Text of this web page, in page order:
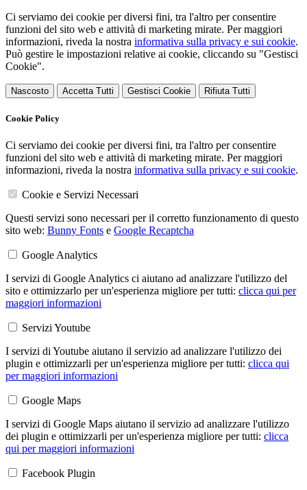
Ci serviamo dei cookie per diversi fini, tra l'altro per consentire
funzioni del sito web e attività di marketing mirate. Per maggiori
informazioni, riveda la nostra informativa sulla privacy e sui cookie.
Può gestire le impostazioni relative ai cookie, cliccando su "Gestisci
Cookie".
Nascosto Accetta Tutti Gestisci Cookie Rifiuta Tutti
Cookie Policy
Ci serviamo dei cookie per diversi fini, tra l'altro per consentire
funzioni del sito web e attività di marketing mirate. Per maggiori
informazioni, riveda la nostra informativa sulla privacy e sui cookie.
Cookie e Servizi Necessari
Questi servizi sono necessari per il corretto funzionamento di questo
sito web: Bunny Fonts e Google Recaptcha
Google Analytics
I servizi di Google Analytics ci aiutano ad analizzare l'utilizzo del
sito e ottimizzarlo per un'esperienza migliore per tutti: clicca qui per
maggiori informazioni
Servizi Youtube
I servizi di Youtube aiutano il servizio ad analizzare l'utilizzo dei
plugin e ottimizzarli per un'esperienza migliore per tutti: clicca qui
per maggiori informazioni
Google Maps
I servizi di Google Maps aiutano il servizio ad analizzare l'utilizzo
dei plugin e ottimizzarli per un'esperienza migliore per tutti: clicca
qui per maggiori informazioni
Facebook Plugin